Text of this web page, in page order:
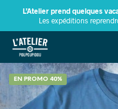
L’Atelier prend quelques
Les expéditions
EN PROMO 40%